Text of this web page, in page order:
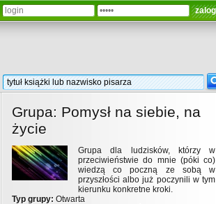
Grupa: Pomysł na siebie, na
życie
Grupa dla ludzisków, którzy w
przeciwieństwie do mnie (póki co)
wiedzą co poczną ze sobą w
przyszłości albo już poczynili w tym
kierunku konkretne kroki.
Typ grupy: Otwarta